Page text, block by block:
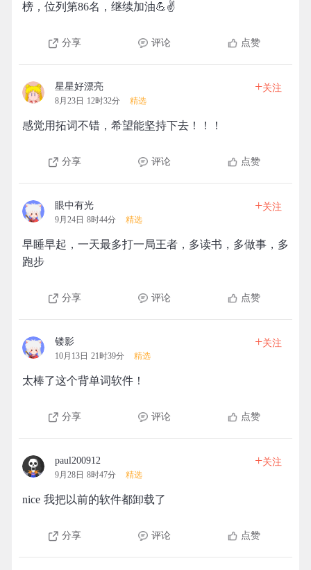
榜，位列第86名，继续加油💪✌️
分享 评论 点赞
星星好漂亮
8月23日 12时32分 精选
+关注
感觉用拓词不错，希望能坚持下去！！！
分享 评论 点赞
眼中有光
9月24日 8时44分 精选
+关注
早睡早起，一天最多打一局王者，多读书，多做事，多
跑步
分享 评论 点赞
镂影
10月13日 21时39分 精选
+关注
太棒了这个背单词软件！
分享 评论 点赞
paul200912
9月28日 8时47分 精选
+关注
nice 我把以前的软件都卸载了
分享 评论 点赞